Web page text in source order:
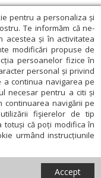
pentru a personaliza și
Te informăm că ne-
acestea și în activitatea
modificări propuse de
persoanelor fizice în
personal și privind
continua navigarea pe
necesar pentru a citi și
continuarea navigării pe
fişierelor de tip
totuși că poți modifica în
urmând instrucțiunile
Accept
Comunicate de